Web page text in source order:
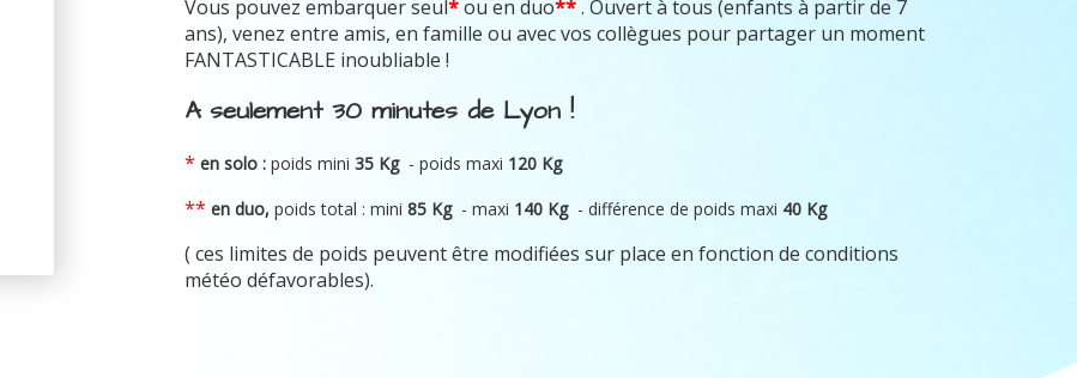
Vous pouvez embarquer seul*ou en duo**. Ouvert à tous (enfants à partir de 7
ans), venez entre amis, en famille ou avec vos collègues pour partager un moment
FANTASTICABLE inoubliable !
A seulement 30 minutes de Lyon !
*en solo : poids mini35 Kg - poids maxi 120 Kg
**en duo,poids total : mini85 Kg -maxi 140 Kg - différence de poids maxi 40 Kg
( ces limites de poids peuvent être modifiées sur place en fonction de conditions
météo défavorables).